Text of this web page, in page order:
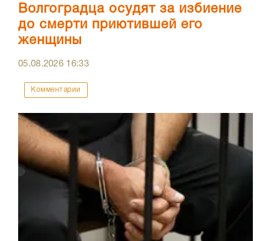
Волгоградца осудят за избиение
до смерти приютившей его
женщины
05.08.2026 16:33
Комментарии